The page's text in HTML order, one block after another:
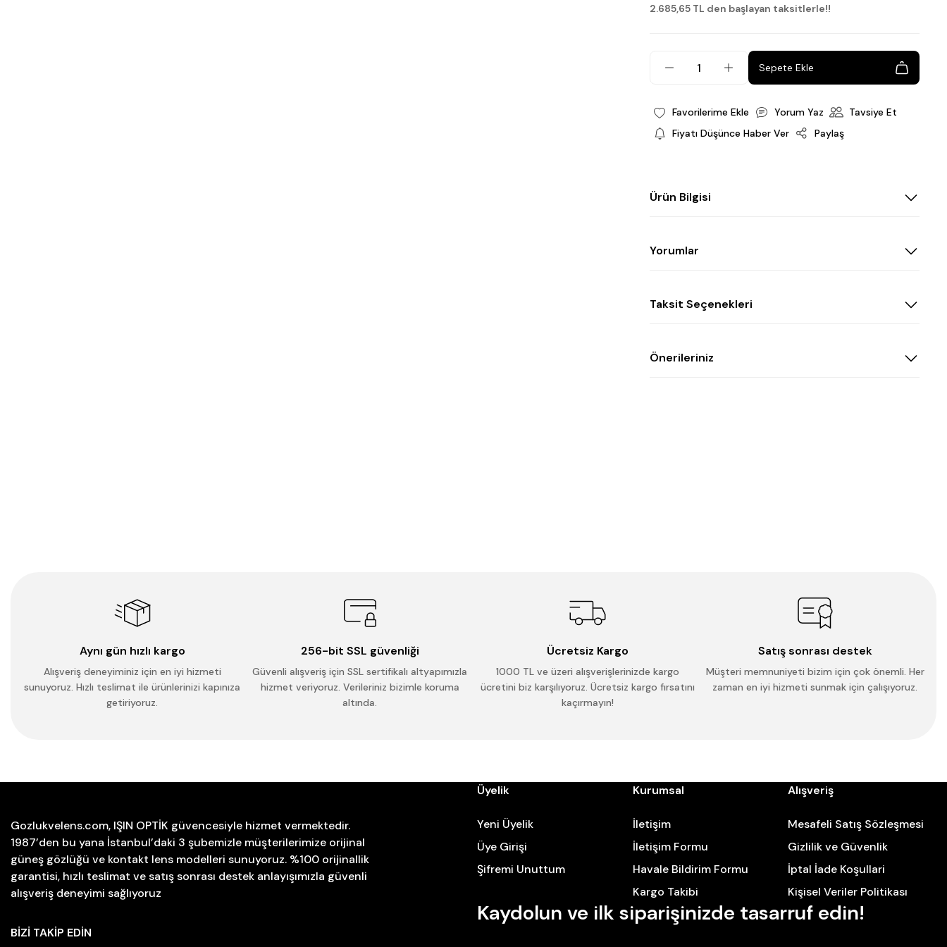
2.685,65 TL den başlayan taksitlerle!!
Sepete Ekle
Yorum Yaz
Tavsiye Et
Fiyatı Düşünce Haber Ver
Paylaş
Ürün Bilgisi
Yorumlar
Taksit Seçenekleri
Önerileriniz
Aynı gün hızlı kargo
Alışveriş deneyiminiz için en iyi hizmeti
sunuyoruz. Hızlı teslimat ile ürünlerinizi kapınıza
getiriyoruz.
256-bit SSL güvenliği
Güvenli alışveriş için SSL sertifikalı altyapımızla
hizmet veriyoruz. Verileriniz bizimle koruma
altında.
Ücretsiz Kargo
1000 TL ve üzeri alışverişlerinizde kargo
ücretini biz karşılıyoruz. Ücretsiz kargo fırsatını
kaçırmayın!
Satış sonrası destek
Müşteri memnuniyeti bizim için çok önemli. Her
zaman en iyi hizmeti sunmak için çalışıyoruz.
Gozlukvelens.com, IŞIN OPTİK güvencesiyle hizmet vermektedir.
1987’den bu yana İstanbul’daki 3 şubemizle müşterilerimize orijinal
güneş gözlüğü ve kontakt lens modelleri sunuyoruz. %100 orijinallik
garantisi, hızlı teslimat ve satış sonrası destek anlayışımızla güvenli
alışveriş deneyimi sağlıyoruz
BİZİ TAKİP EDİN
Üyelik
Yeni Üyelik
Üye Girişi
Şifremi Unuttum
Kurumsal
İletişim
İletişim Formu
Havale Bildirim Formu
Kargo Takibi
Alışveriş
Mesafeli Satış Sözleşmesi
Gizlilik ve Güvenlik
İptal İade Koşullari
Kişisel Veriler Politikası
Kaydolun ve ilk siparişinizde tasarruf edin!